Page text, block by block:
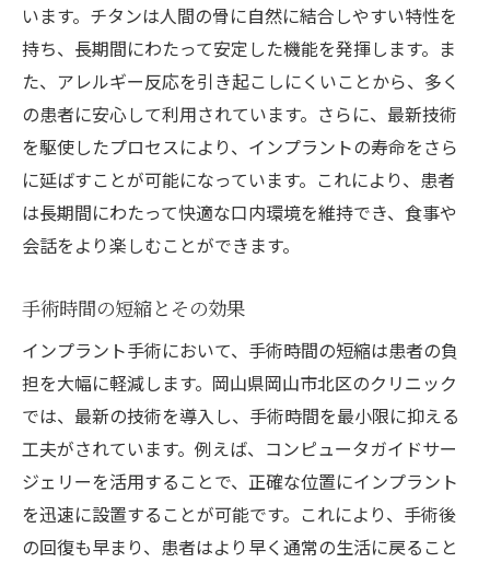
います。チタンは人間の骨に自然に結合しやすい特性を
持ち、長期間にわたって安定した機能を発揮します。ま
た、アレルギー反応を引き起こしにくいことから、多く
の患者に安心して利用されています。さらに、最新技術
を駆使したプロセスにより、インプラントの寿命をさら
に延ばすことが可能になっています。これにより、患者
は長期間にわたって快適な口内環境を維持でき、食事や
会話をより楽しむことができます。
手術時間の短縮とその効果
インプラント手術において、手術時間の短縮は患者の負
担を大幅に軽減します。岡山県岡山市北区のクリニック
では、最新の技術を導入し、手術時間を最小限に抑える
工夫がされています。例えば、コンピュータガイドサー
ジェリーを活用することで、正確な位置にインプラント
を迅速に設置することが可能です。これにより、手術後
の回復も早まり、患者はより早く通常の生活に戻ること